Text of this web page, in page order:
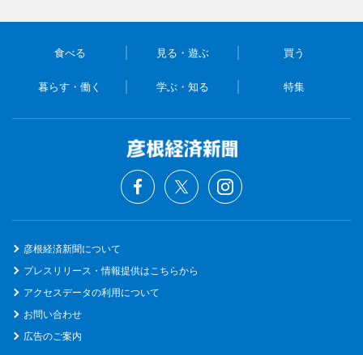
食べる 見る・遊ぶ 買う
暮らす・働く 学ぶ・知る 特集
彦根経済新聞について
プレスリリース・情報提供はこちらから
アクセスデータの利用について
お問い合わせ
広告のご案内